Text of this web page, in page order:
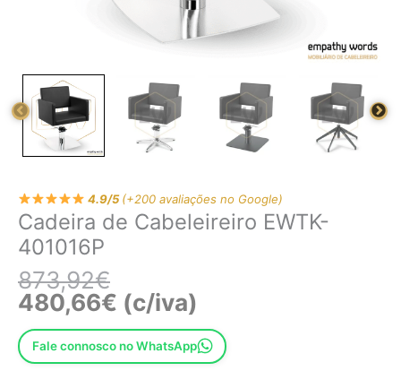
4.9/5(+200 avaliações no Google)
Cadeira de Cabeleireiro EWTK-
401016P
873,92€
480,66€ (c/iva)
Fale connosco no WhatsApp